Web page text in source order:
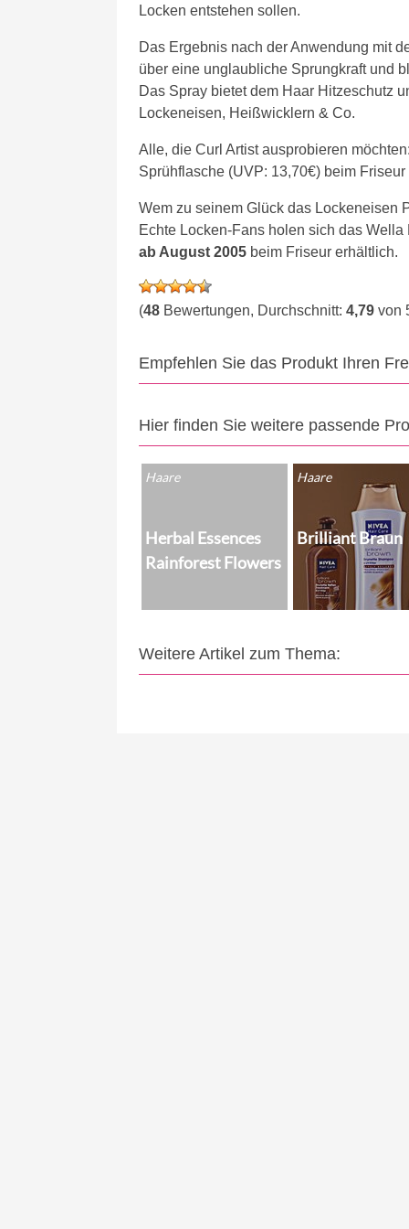
Locken entstehen sollen.
Das Ergebnis nach der Anwendung mit
über eine unglaubliche Sprungkraft und
Das Spray bietet dem Haar Hitzeschutz
Lockeneisen, Heißwicklern & Co.
Alle, die Curl Artist ausprobieren
Sprühflasche (UVP: 13,70€) beim
Wem zu seinem Glück das Lockeneisen
Echte Locken-Fans holen sich das
ab August 2005 beim Friseur erhältlich.
(48 Bewertungen, Durchschnitt: 4,79 von
Empfehlen Sie das Produkt Ihren
Hier finden Sie weitere passende
Haare
Herbal Essences
Rainforest Flowers
Haare
Brilliant Braun
Weitere Artikel zum Thema: